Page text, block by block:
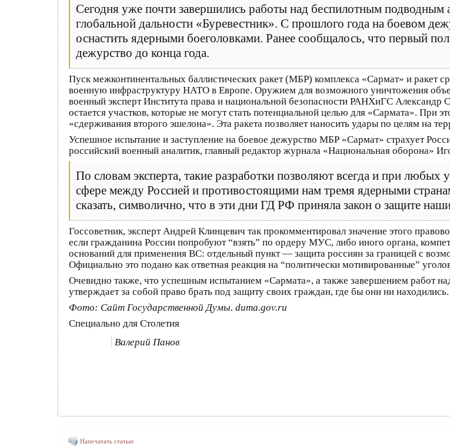
Сегодня уже почти завершились работы над беспилотным подводным
глобальной дальности «Буревестник». С прошлого года на боевом
оснастить ядерными боеголовками. Ранее сообщалось, что первый
дежурство до конца года.
Пуск межконтинентальных баллистических ракет (МБР) комплекса «Сармат» и ракет
военную инфраструктуру НАТО в Европе. Оружием для возможного уничтожения
военный эксперт Института права и национальной безопасности РАНХиГС Александр
остается участков, которые не могут стать потенциальной целью для «Сармата». При
«сдерживания второго эшелона». Эта ракета позволяет наносить удары по целям на
Успешное испытание и заступление на боевое дежурство МБР «Сармат» страхует
российский военный аналитик, главный редактор журнала «Национальная оборона»
По словам эксперта, такие разработки позволяют всегда и при любых
сфере между Россией и противостоящими нам тремя ядерными
сказать, символично, что в эти дни ГД РФ приняла закон о защите
Госсоветник, эксперт Андрей Клинцевич так прокомментировал значение этого
если гражданина России попробуют “взять” по ордеру МУС, либо иного органа,
оснований для применения ВС: отдельный пункт — защита россиян за границей с
Официально это подано как ответная реакция на “политически мотивированные”
Очевидно также, что успешным испытанием «Сармата», а также завершением работ
утверждает за собой право брать под защиту своих граждан, где бы они ни находились.
Фото: Сайт Государственной Думы. duma.gov.ru
Специально для Столетия
Валерий Панов
Напечатать статью